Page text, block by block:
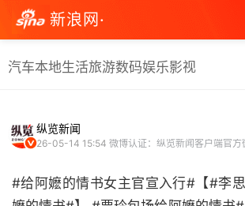
新浪网·
汽车本地生活旅游数码娱乐影视
纵览新闻
26-05-14 15:54 微博认证：纵览新闻客户端官方
#给阿嬷的情书女主官宣入行#【#李